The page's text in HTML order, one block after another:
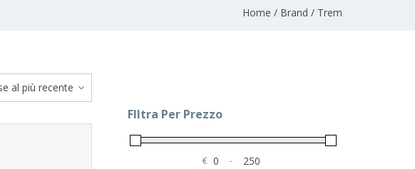
Home / Brand / Trem
FIltra Per Prezzo
€ -